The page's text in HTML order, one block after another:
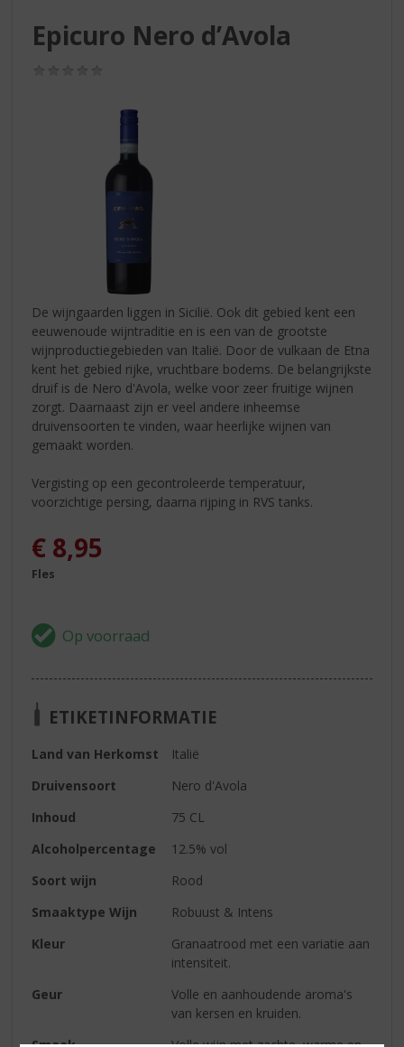
Epicuro Nero d’Avola
De wijngaarden liggen in Sicilië. Ook dit gebied kent een
eeuwenoude wijntraditie en is een van de grootste
wijnproductiegebieden van Italië. Door de vulkaan de Etna
kent het gebied rijke, vruchtbare bodems. De belangrijkste
druif is de Nero d'Avola, welke voor zeer fruitige wijnen
zorgt. Daarnaast zijn er veel andere inheemse
druivensoorten te vinden, waar heerlijke wijnen van
gemaakt worden.
Vergisting op een gecontroleerde temperatuur,
voorzichtige persing, daarna rijping in RVS tanks.
€ 8,95
Fles
ETIKETINFORMATIE
Land van Herkomst
Italië
Druivensoort
Nero d'Avola
Inhoud
75 CL
Alcoholpercentage
12.5% vol
Soort wijn
Rood
Smaaktype Wijn
Robuust & Intens
Kleur
Granaatrood met een variatie aan
intensiteit.
Geur
Volle en aanhoudende aroma's
van kersen en kruiden.